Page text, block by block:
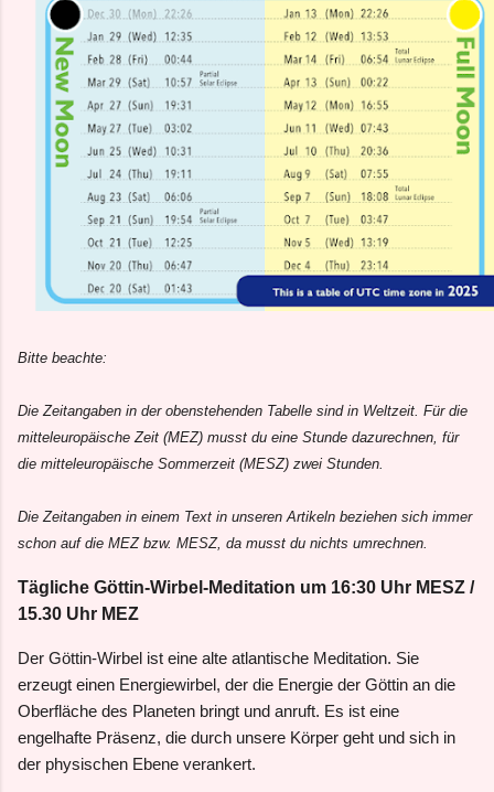
Bitte beachte:
Die Zeitangaben in der obenstehenden Tabelle sind in Weltzeit. Für die
mitteleuropäische Zeit (MEZ) musst du eine Stunde dazurechnen, für
die mitteleuropäische Sommerzeit (MESZ) zwei Stunden.
Die Zeitangaben in einem Text in unseren Artikeln beziehen sich immer
schon auf die MEZ bzw. MESZ, da musst du nichts umrechnen.
Tägliche Göttin-Wirbel-Meditation um 16:30 Uhr MESZ /
15.30 Uhr MEZ
Der Göttin-Wirbel ist eine alte atlantische Meditation. Sie
erzeugt einen Energiewirbel, der die Energie der Göttin an die
Oberfläche des Planeten bringt und anruft. Es ist eine
engelhafte Präsenz, die durch unsere Körper geht und sich in
der physischen Ebene verankert.